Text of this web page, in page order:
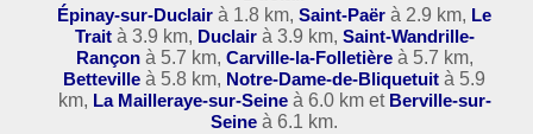
Épinay-sur-Duclair à 1.8 km, Saint-Paër à 2.9 km, Le
Traità 3.9 km, Duclairà 3.9 km, Saint-Wandrille-
Rançonà 5.7 km, Carville-la-Folletièreà 5.7 km,
Betteville à 5.8 km, Notre-Dame-de-Bliquetuit à 5.9
km, La Mailleraye-sur-Seineà 6.0 km et Berville-sur-
Seine à 6.1 km.